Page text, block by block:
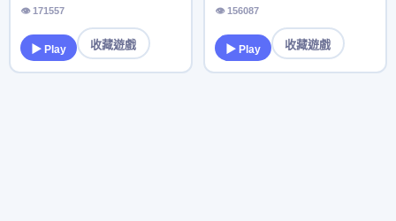
👁 171557
▶ Play 收藏遊戲
👁 156087
▶ Play 收藏遊戲